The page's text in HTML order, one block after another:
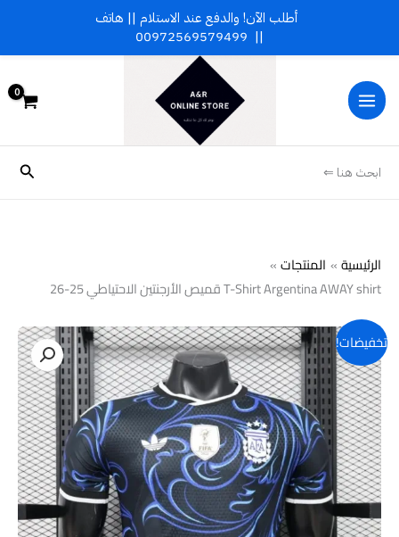
المحتوى
ابحث هنا ⇐
الرئيسية
المنتجات
T-Shirt Argentina AWAY shirt قميص الأرجنتين الاحتياطي 25-26
تخفيضات!
أطلب الآن! والدفع عند الاستلام || هاتف
||
00972569579499